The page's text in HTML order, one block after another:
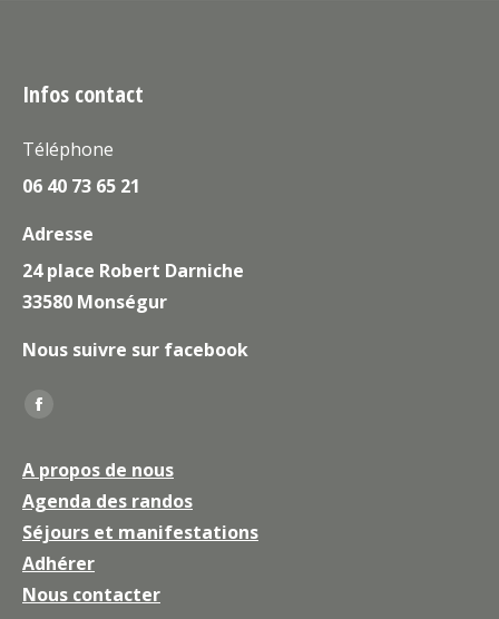
Infos contact
Téléphone
06 40 73 65 21
Adresse
24 place Robert Darniche
33580 Monségur
Nous suivre sur facebook
Trouvez nous sur :
La
Facebook
s'ouvre
dans
une
nouvelle
A propos de nous
Agenda des randos
Séjours et manifestations
Adhérer
Nous contacter